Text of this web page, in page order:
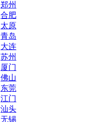
郑州
合肥
太原
青岛
大连
苏州
厦门
佛山
东莞
江门
汕头
无锡